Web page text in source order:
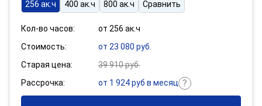
256 ак.ч 400 ак.ч 800 ак.ч Сравнить
Кол-во часов:
от 256 ак.ч
Стоимость:
от 23 080 руб.
Старая цена:
39 910 руб.
Рассрочка:
от 1 924 руб в месяц